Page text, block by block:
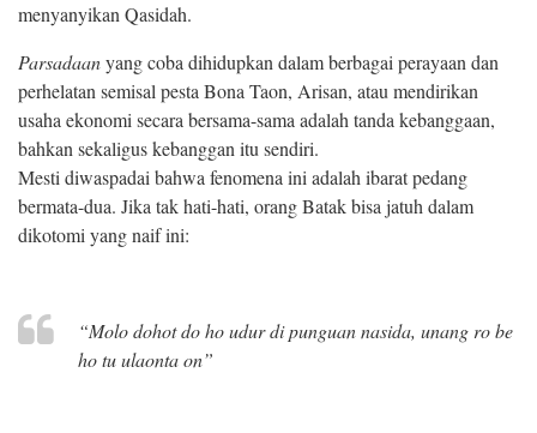
menyanyikan Qasidah.
Parsadaanyang coba dihidupkan dalam berbagai perayaan dan
perhelatan semisal pesta Bona Taon, Arisan, atau mendirikan
usaha ekonomi secara bersama-sama adalah tanda kebanggaan,
bahkan sekaligus kebanggan itu sendiri.
Mesti diwaspadai bahwa fenomena ini adalah ibarat pedang
bermata-dua. Jika tak hati-hati, orang Batak bisa jatuh dalam
dikotomi yang naif ini:
“Molo dohot do ho udur di punguan nasida, unang ro be
ho tu ulaonta on”